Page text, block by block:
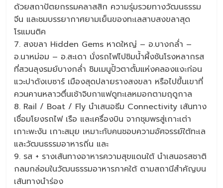
ด้วยสถาปัตยกรรมคลาสสิก ความรุ่มรวยทางวัฒนธรรม
จีน และชมบรรยากาศยามเย็นของทะเลสาบสงขลาสุด
โรแมนติค
7. สงขลา Hidden Gems หาดใหญ่ – อ.บางกล่ำ –
อ.นาหม่อม – อ.สะเดา นั่งรถไฟไปชิมน้ำผึ้งชันโรงหลากรส
ที่สวนลุงรมย์บางกล่ำ ชิมเมนูปั้วตาตั้มแห่งคลองแงะก่อน
แวะปาดังเบซาร์ เมืองสุดปลายรางสงขลา หรือไปขึ้นเขาที่
ควนคานหลาวตื่นเช้าจิบกาแฟดูทะเลหมอกตามฤดูกาล
8. Rail / Boat / Fly นำเสนอธีม Connectivity เส้นทาง
เชื่อมโยงรถไฟ เรือ และเครื่องบิน จากชุมพรสู่เกาะเต่า
เกาะพะงัน เกาะสมุย เหมาะกับคนชอบความอัศจรรย์ใต้ทะเล
และวัฒนธรรมอาหารถิ่น และ
9. รส + รางเส้นทางอาหารความสุขแดนใต้ นำเสนอรสชาติ
กลมกล่อมในวัฒนธรรมอาหารภาคใต้ ตามสถานีสำคัญบน
เส้นทางนำร่อง